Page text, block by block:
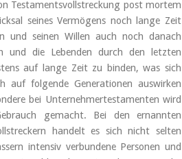
Testamentsvollstreckung post mortem
seines Vermögens noch lange Zeit
und seinen Willen auch noch danach
und die Lebenden durch den letzten
auf lange Zeit zu binden, was sich
auf folgende Generationen auswirken
bei Unternehmertestamenten wird
gemacht. Bei den ernannten
handelt es sich nicht selten
intensiv verbundene Personen und